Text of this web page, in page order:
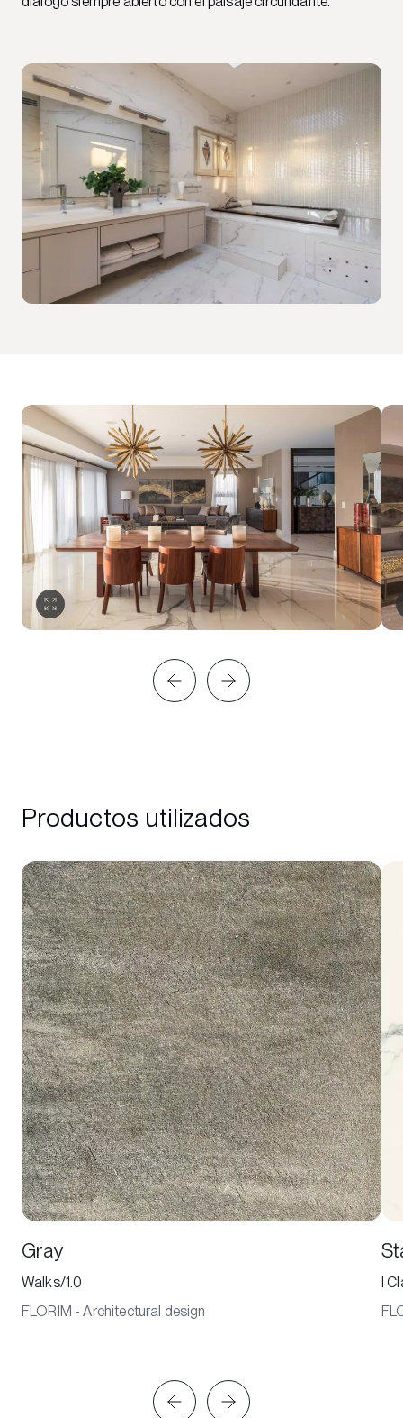
Productos utilizados
Gray
Walks/1.0
FLORIM - Architectural design
I